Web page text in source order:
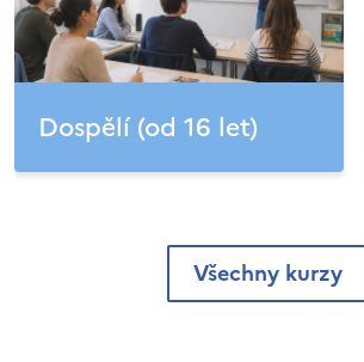
Dospělí (od 16 let)
Všechny kurzy